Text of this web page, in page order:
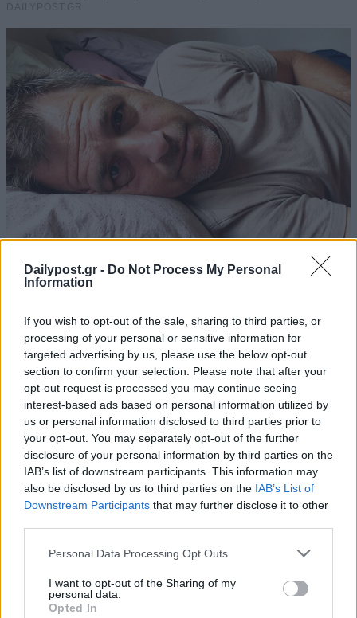
Dailypost.gr - Do Not Process My Personal
Information
If you wish to opt-out of the sale, sharing to third parties, or
processing of your personal or sensitive information for
targeted advertising by us, please use the below opt-out
section to confirm your selection. Please note that after your
opt-out request is processed you may continue seeing
interest-based ads based on personal information utilized by
us or personal information disclosed to third parties prior to
your opt-out. You may separately opt-out of the further
disclosure of your personal information by third parties on the
IAB’s list of downstream participants. This information may
also be disclosed by us to third parties on the IAB’s List of
Downstream Participants that may further disclose it to other
Personal Data Processing Opt Outs
I want to opt-out of the Sharing of my
personal data.
Opted In